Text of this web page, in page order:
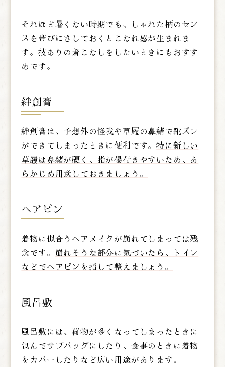
それほど暑くない時期でも、しゃれた柄のセン
スを帯びにさしておくとこなれ感が生まれま
す。技ありの着こなしをしたいときにもおすす
めです。
絆創膏
絆創膏は、予想外の怪我や草履の鼻緒で靴ズレ
ができてしまったときに便利です。特に新しい
草履は鼻緒が硬く、指が傷付きやすいため、あ
らかじめ用意しておきましょう。
ヘアピン
着物に似合うヘアメイクが崩れてしまっては残
念です。 崩れそうな部分に気づいたら、トイレ
などでヘアピンを指して整えましょう。
風呂敷
風呂敷には、荷物が多くなってしまったときに
包んでサブバッグにしたり、食事のときに着物
をカバーしたりなど広い用途があります。